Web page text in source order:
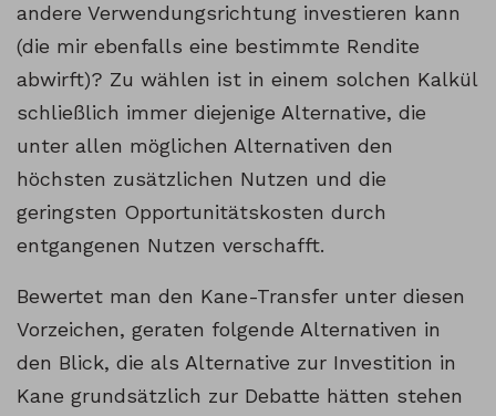
andere Verwendungsrichtung investieren kann
(die mir ebenfalls eine bestimmte Rendite
abwirft)? Zu wählen ist in einem solchen Kalkül
schließlich immer diejenige Alternative, die
unter allen möglichen Alternativen den
höchsten zusätzlichen Nutzen und die
geringsten Opportunitätskosten durch
entgangenen Nutzen verschafft.
Bewertet man den Kane-Transfer unter diesen
Vorzeichen, geraten folgende Alternativen in
den Blick, die als Alternative zur Investition in
Kane grundsätzlich zur Debatte hätten stehen